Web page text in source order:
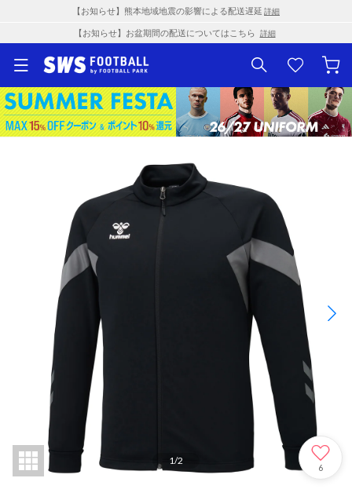
【お知らせ】熊本地域地震の影響による配送遅延 詳細
【お知らせ】お盆期間の配送についてはこちら 詳細
1/2
6